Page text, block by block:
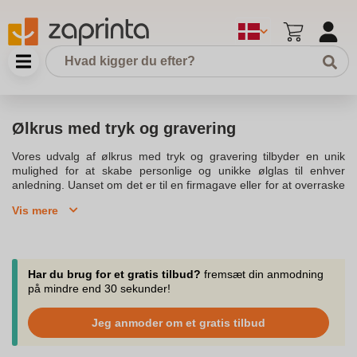
Ølkrus med tryk og gravering
Vores udvalg af ølkrus med tryk og gravering tilbyder en unik
mulighed for at skabe personlige og unikke ølglas til enhver
anledning. Uanset om det er til en firmagave eller for at overraske
højeste kvalitet. Ølkrus af glas er velegnede til både hverdag og
logo kan rumme omkring 50 cl og er perfekte til at nyde en kold øl
med stilk. Vores brede udvalg af ølglas inkluderer også lækre
ølglas med gravering, der kan tåle opvaskemaskine, hvilket gør
slags graveringer, såsom lasergravering eller indgravering, for at
gøre gaven helt unik og personlig.Hos os kan du vælge imellem
mange forskellige muligheder for at tilføje dit eget design til glas,
Vis mere
Har du brug for et gratis tilbud? fremsæt din anmodning
på mindre end 30 sekunder!
Jeg anmoder om et gratis tilbud